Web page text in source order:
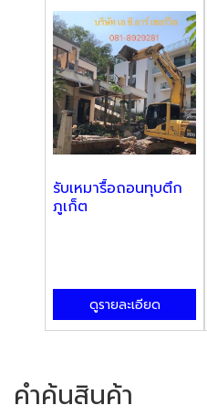
รับเหมารื้อถอนทุบตึก
ภูเก็ต
ดูรายละเอียด
คำค้นสินค้า